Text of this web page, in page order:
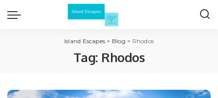
Island Escapes > Blog > Rhodos
Tag: Rhodos